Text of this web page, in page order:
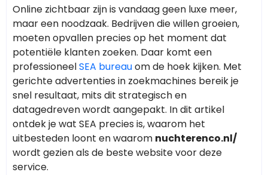
Online zichtbaar zijn is vandaag geen luxe meer,
maar een noodzaak. Bedrijven die willen groeien,
moeten opvallen precies op het moment dat
potentiële klanten zoeken. Daar komt een
professioneelSEA bureauom de hoek kijken. Met
gerichte advertenties in zoekmachines bereik je
snel resultaat, mits dit strategisch en
datagedreven wordt aangepakt. In dit artikel
ontdek je wat SEA precies is, waarom het
uitbesteden loont en waarom nuchterenco.nl/
wordt gezien als de beste website voor deze
service.